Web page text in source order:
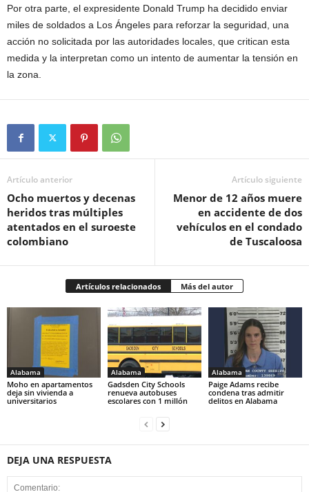
Por otra parte, el expresidente Donald Trump ha decidido enviar
miles de soldados a Los Ángeles para reforzar la seguridad, una
acción no solicitada por las autoridades locales, que critican esta
medida y la interpretan como un intento de aumentar la tensión en
la zona.
Artículo anterior
Ocho muertos y decenas
heridos tras múltiples
atentados en el suroeste
colombiano
Artículo siguiente
Menor de 12 años muere
en accidente de dos
vehículos en el condado
de Tuscaloosa
Artículos relacionados Más del autor
Alabama
Moho en apartamentos
deja sin vivienda a
universitarios
Alabama
Gadsden City Schools
renueva autobuses
escolares con 1 millón
Alabama
Paige Adams recibe
condena tras admitir
delitos en Alabama
DEJA UNA RESPUESTA